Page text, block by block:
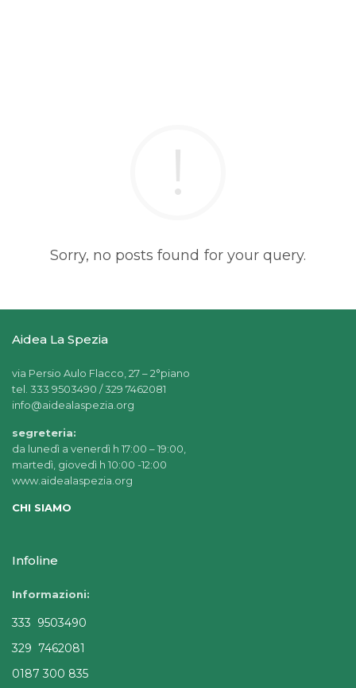
Sorry, no posts found for your query.
Aidea La Spezia
via Persio Aulo Flacco, 27 – 2°piano
tel. 333 9503490 / 329 7462081
info@aidealaspezia.org
segreteria:
da lunedì a venerdì h 17:00 – 19:00,
martedì, giovedì h 10:00 -12:00
www.aidealaspezia.org
CHI SIAMO
Infoline
Informazioni:
333 9503490
329 7462081
0187 300 835